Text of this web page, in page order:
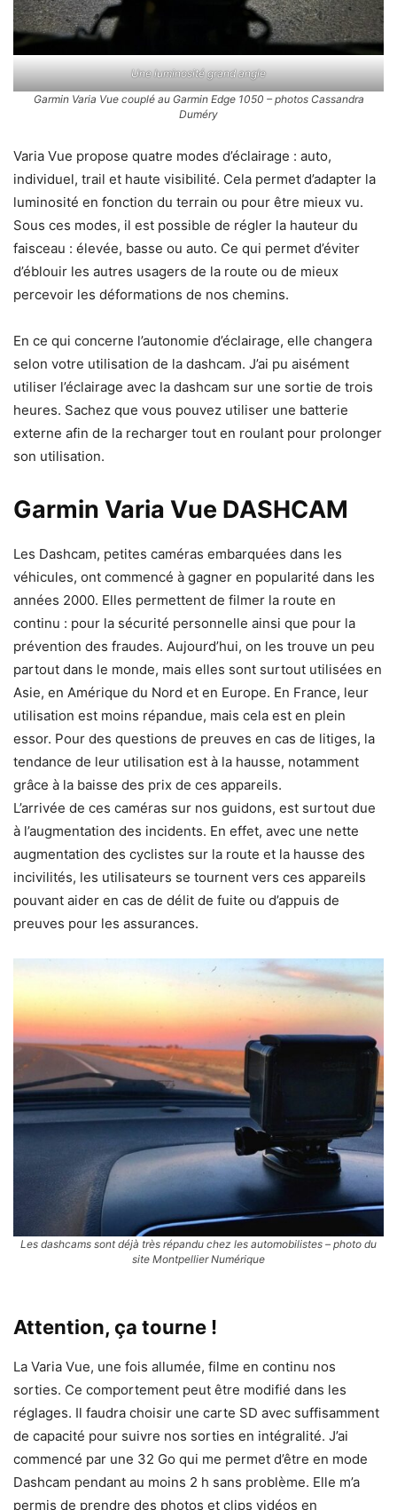
Une luminosité grand angle
Garmin Varia Vue couplé au Garmin Edge 1050 – photos Cassandra
Duméry
Varia Vue propose quatre modes d’éclairage : auto,
individuel, trail et haute visibilité. Cela permet d’adapter la
luminosité en fonction du terrain ou pour être mieux vu.
Sous ces modes, il est possible de régler la hauteur du
faisceau : élevée, basse ou auto. Ce qui permet d’éviter
d’éblouir les autres usagers de la route ou de mieux
percevoir les déformations de nos chemins.
En ce qui concerne l’autonomie d’éclairage, elle changera
selon votre utilisation de la dashcam. J’ai pu aisément
utiliser l’éclairage avec la dashcam sur une sortie de trois
heures. Sachez que vous pouvez utiliser une batterie
externe afin de la recharger tout en roulant pour prolonger
son utilisation.
Garmin Varia Vue DASHCAM
Les Dashcam, petites caméras embarquées dans les
véhicules, ont commencé à gagner en popularité dans les
années 2000. Elles permettent de filmer la route en
continu : pour la sécurité personnelle ainsi que pour la
prévention des fraudes. Aujourd’hui, on les trouve un peu
partout dans le monde, mais elles sont surtout utilisées en
Asie, en Amérique du Nord et en Europe. En France, leur
utilisation est moins répandue, mais cela est en plein
essor. Pour des questions de preuves en cas de litiges, la
tendance de leur utilisation est à la hausse, notamment
grâce à la baisse des prix de ces appareils.
L’arrivée de ces caméras sur nos guidons, est surtout due
à l’augmentation des incidents. En effet, avec une nette
augmentation des cyclistes sur la route et la hausse des
incivilités, les utilisateurs se tournent vers ces appareils
pouvant aider en cas de délit de fuite ou d’appuis de
preuves pour les assurances.
Les dashcams sont déjà très répandu chez les automobilistes – photo du
site Montpellier Numérique
Attention, ça tourne !
La Varia Vue, une fois allumée, filme en continu nos
sorties. Ce comportement peut être modifié dans les
réglages. Il faudra choisir une carte SD avec suffisamment
de capacité pour suivre nos sorties en intégralité. J’ai
commencé par une 32 Go qui me permet d’être en mode
Dashcam pendant au moins 2 h sans problème. Elle m’a
permis de prendre des photos et clips vidéos en